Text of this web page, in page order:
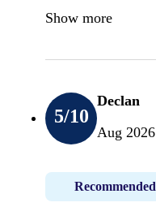
Show more
5/10
Declan
Aug 2026
Recommended